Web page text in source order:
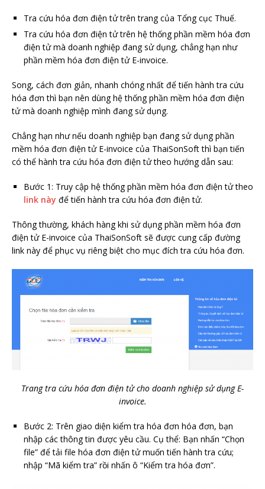
Tra cứu hóa đơn điện tử trên trang của Tổng cục Thuế.
Tra cứu hóa đơn điện tử trên hệ thống phần mềm hóa đơn
điện tử mà doanh nghiệp đang sử dụng, chẳng hạn như
phần mềm hóa đơn điện tử E-invoice.
Song, cách đơn giản, nhanh chóng nhất để tiến hành tra cứu
hóa đơn thì bạn nên dùng hệ thống phần mềm hóa đơn điện
tử mà doanh nghiệp mình đang sử dụng.
Chẳng hạn như nếu doanh nghiệp bạn đang sử dụng phần
mềm hóa đơn điện tử E-invoice của ThaiSonSoft thì bạn tiến
có thể hành tra cứu hóa đơn điện tử theo hướng dẫn sau:
Bước 1: Truy cập hệ thống phần mềm hóa đơn điện tử theo
link này để tiến hành tra cứu hóa đơn điện tử.
Thông thường, khách hàng khi sử dụng phần mềm hóa đơn
điện tử E-invoice của ThaiSonSoft sẽ được cung cấp đường
link này để phục vụ riêng biệt cho mục đích tra cứu hóa đơn.
Trang tra cứu hóa đơn điện tử cho doanh nghiệp sử dụng E-
invoice.
Bước 2: Trên giao diện kiểm tra hóa đơn hóa đơn, bạn
nhập các thông tin được yêu cầu. Cụ thể: Bạn nhấn “Chọn
file” để tải file hóa đơn điện tử muốn tiến hành tra cứu;
nhập “Mã kiểm tra” rồi nhấn ô “Kiểm tra hóa đơn”.